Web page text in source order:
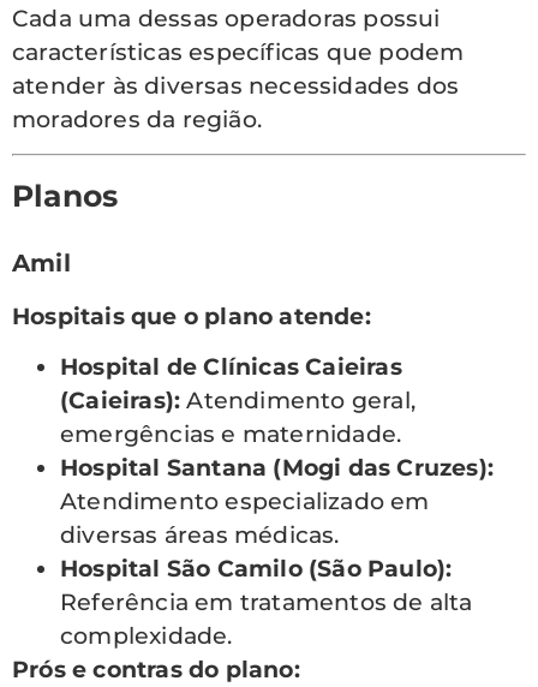
Cada uma dessas operadoras possui
características específicas que podem
atender às diversas necessidades dos
moradores da região.
Planos
Amil
Hospitais que o plano atende:
Hospital de Clínicas Caieiras
(Caieiras): Atendimento geral,
emergências e maternidade.
Hospital Santana (Mogi das Cruzes):
Atendimento especializado em
diversas áreas médicas.
Hospital São Camilo (São Paulo):
Referência em tratamentos de alta
complexidade.
Prós e contras do plano: